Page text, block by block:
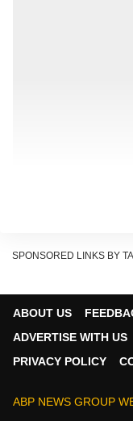
11 बजे पहुंचा था और
SPONSORED LINKS BY
ABOUT US
ADVERTISE WITH US
PRIVACY POLICY
ABP NEWS GROUP